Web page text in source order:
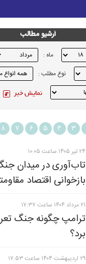
آرشیو مطالب
ماه :
نوع مطلب :
۳ ۴ ۵ ۶ ۷ ۸
۲۴ تير ۱۴۰۵ ساعت ۱۰:۰۵
تاب‌آوری در میدان
بازخوانی اقتصاد
۲۱ مرداد ۱۴۰۴ ساعت ۱۷:۳۷
ترامپ چگونه جنگ
برد؟
۲۹ ارديبهشت ۱۴۰۴ ساعت ۱۷:۵۳